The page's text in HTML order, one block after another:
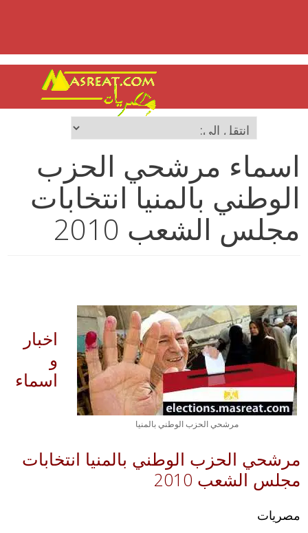
اسماء مرشحي الحزب
الوطني بالمنيا انتخابات
مجلس الشعب 2010
مرشحي الحزب الوطني بالمنيا
اخبار
و
اسماء
مرشحي الحزب الوطني بالمنيا انتخابات
مجلس الشعب 2010
مصريات